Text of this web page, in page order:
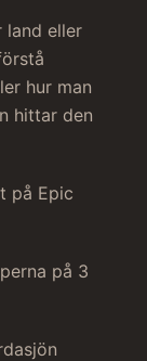
land eller
hur man
hittar den
på Epic
på 3